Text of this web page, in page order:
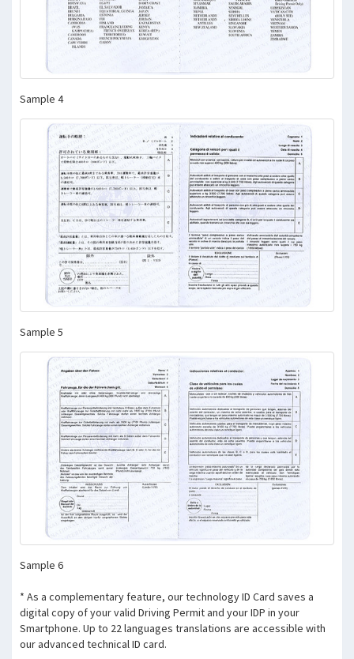
Sample 4
Sample 5
Sample 6
* As a complementary feature, our technology ID Card saves a
digital copy of your valid Driving Permit and your IDP in your
Smartphone. Up to 22 languages translations are accessible with
our advanced technical ID card.